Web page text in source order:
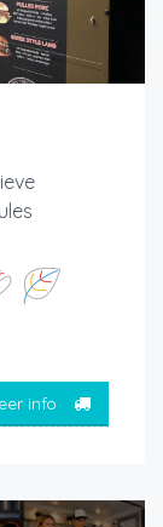
info